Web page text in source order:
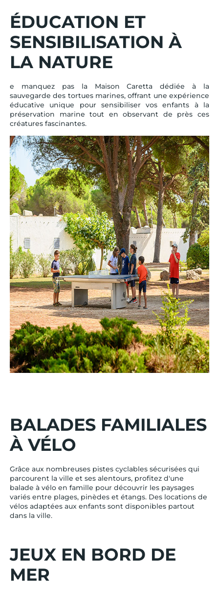
ÉDUCATION ET
SENSIBILISATION À
LA NATURE
e manquez pas la Maison Caretta dédiée à la
sauvegarde des tortues marines, offrant une expérience
éducative unique pour sensibiliser vos enfants à la
préservation marine tout en observant de près ces
créatures fascinantes.
BALADES FAMILIALES
À VÉLO
Grâce aux nombreuses pistes cyclables sécurisées qui
parcourent la ville et ses alentours, profitez d'une
balade à vélo en famille pour découvrir les paysages
variés entre plages, pinèdes et étangs. Des locations de
vélos adaptées aux enfants sont disponibles partout
dans la ville.
JEUX EN BORD DE
MER